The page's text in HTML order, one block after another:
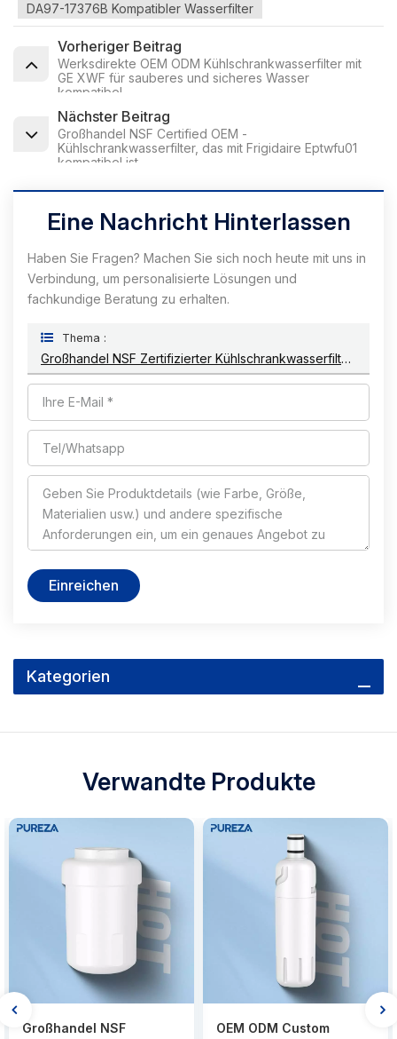
DA97-17376B Kompatibler Wasserfilter
Vorheriger Beitrag
Werksdirekte OEM ODM Kühlschrankwasserfilter mit
GE XWF für sauberes und sicheres Wasser
kompatibel
Nächster Beitrag
Großhandel NSF Certified OEM -
Kühlschrankwasserfilter, das mit Frigidaire Eptwfu01
kompatibel ist
Eine Nachricht Hinterlassen
Haben Sie Fragen? Machen Sie sich noch heute mit uns in
Verbindung, um personalisierte Lösungen und
fachkundige Beratung zu erhalten.
Thema :
Großhandel NSF Zertifizierter Kühlschrankwasserfilter, Der Mit Samsung DA97-17376B Kompatibel Ist
Einreichen
Kategorien
Verwandte Produkte
Großhandel NSF
OEM ODM Custom